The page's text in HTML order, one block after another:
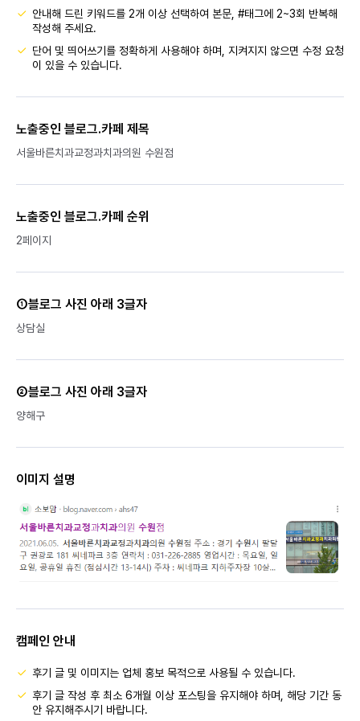
안내해 드린 키워드를 2개 이상 선택하여 본문, #태그에 2~3회 반복해
작성해 주세요.
단어 및 띄어쓰기를 정확하게 사용해야 하며, 지켜지지 않으면 수정 요청
이 있을 수 있습니다.
노출중인 블로그.카페 제목
서울바른치과교정과치과의원 수원점
노출중인 블로그.카페 순위
2페이지
①블로그 사진 아래 3글자
상담실
②블로그 사진 아래 3글자
양해구
이미지 설명
캠페인 안내
후기 글 및 이미지는 업체 홍보 목적으로 사용될 수 있습니다.
후기 글 작성 후 최소 6개월 이상 포스팅을 유지해야 하며, 해당 기간 동
안 유지해주시기 바랍니다.